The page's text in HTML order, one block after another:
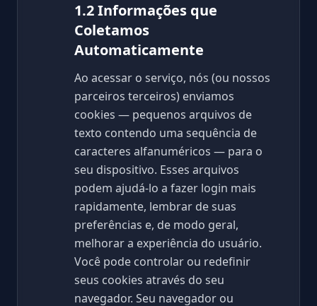
1.2 Informações que
Coletamos
Automaticamente
Ao acessar o serviço, nós (ou nossos
parceiros terceiros) enviamos
cookies — pequenos arquivos de
texto contendo uma sequência de
caracteres alfanuméricos — para o
seu dispositivo. Esses arquivos
podem ajudá-lo a fazer login mais
rapidamente, lembrar de suas
preferências e, de modo geral,
melhorar a experiência do usuário.
Você pode controlar ou redefinir
seus cookies através do seu
navegador. Seu navegador ou